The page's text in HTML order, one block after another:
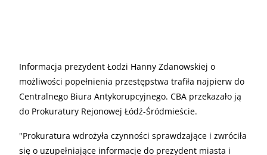
Informacja prezydent Łodzi Hanny Zdanowskiej o
możliwości popełnienia przestępstwa trafiła najpierw do
Centralnego Biura Antykorupcyjnego. CBA przekazało ją
do Prokuratury Rejonowej Łódź-Śródmieście.
"Prokuratura wdrożyła czynności sprawdzające i zwróciła
się o uzupełniające informacje do prezydent miasta i